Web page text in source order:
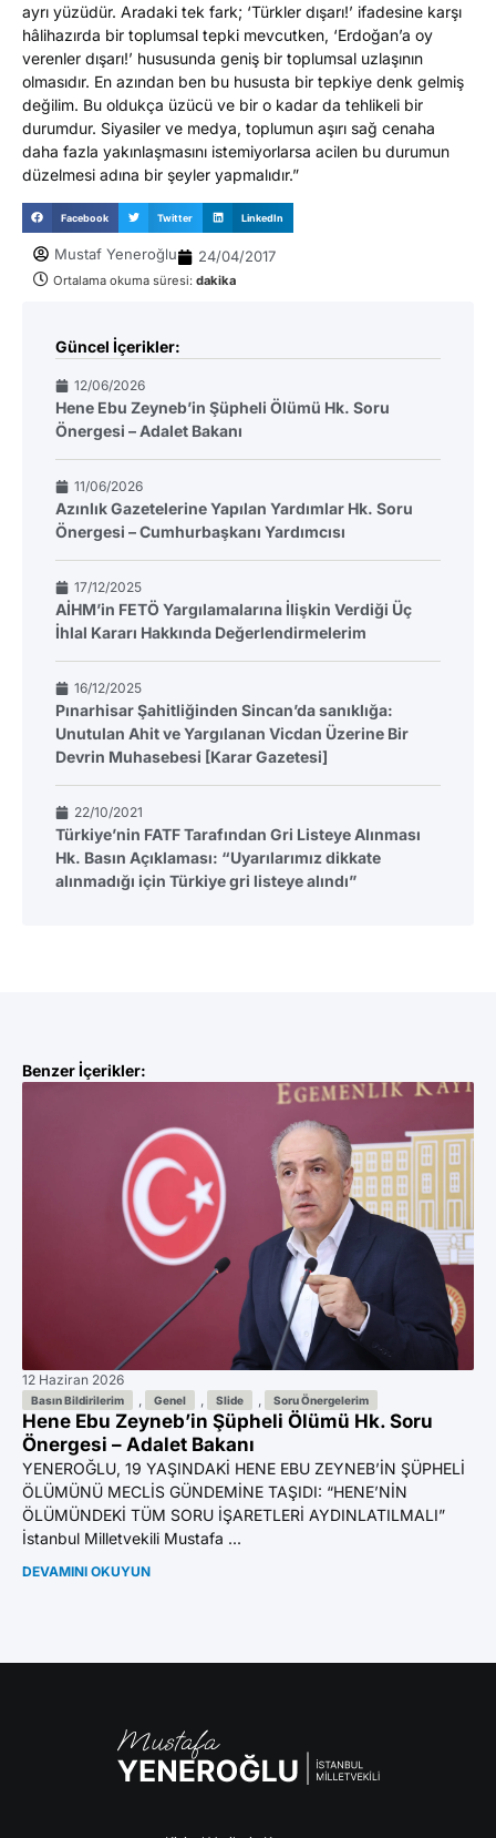
ayrı yüzüdür. Aradaki tek fark; ‘Türkler dışarı!’ ifadesine karşı
hâlihazırda bir toplumsal tepki mevcutken, ‘Erdoğan’a oy
verenler dışarı!’ hususunda geniş bir toplumsal uzlaşının
olmasıdır. En azından ben bu hususta bir tepkiye denk gelmiş
değilim. Bu oldukça üzücü ve bir o kadar da tehlikeli bir
durumdur. Siyasiler ve medya, toplumun aşırı sağ cenaha
daha fazla yakınlaşmasını istemiyorlarsa acilen bu durumun
düzelmesi adına bir şeyler yapmalıdır.”
Facebook Twitter LinkedIn
Mustaf Yeneroğlu 24/04/2017
Ortalama okuma süresi: dakika
Güncel İçerikler:
12/06/2026
Hene Ebu Zeyneb’in Şüpheli Ölümü Hk. Soru
Önergesi – Adalet Bakanı
11/06/2026
Azınlık Gazetelerine Yapılan Yardımlar Hk. Soru
Önergesi – Cumhurbaşkanı Yardımcısı
17/12/2025
AİHM’in FETÖ Yargılamalarına İlişkin Verdiği Üç
İhlal Kararı Hakkında Değerlendirmelerim
16/12/2025
Pınarhisar Şahitliğinden Sincan’da sanıklığa:
Unutulan Ahit ve Yargılanan Vicdan Üzerine Bir
Devrin Muhasebesi [Karar Gazetesi]
22/10/2021
Türkiye’nin FATF Tarafından Gri Listeye Alınması
Hk. Basın Açıklaması: “Uyarılarımız dikkate
alınmadığı için Türkiye gri listeye alındı”
Benzer İçerikler:
12 Haziran 2026
Basın Bildirilerim , Genel , Slide , Soru Önergelerim
Hene Ebu Zeyneb’in Şüpheli Ölümü Hk. Soru
Önergesi – Adalet Bakanı
YENEROĞLU, 19 YAŞINDAKİ HENE EBU ZEYNEB’İN ŞÜPHELİ
ÖLÜMÜNÜ MECLİS GÜNDEMİNE TAŞIDI: “HENE’NİN
ÖLÜMÜNDEKİ TÜM SORU İŞARETLERİ AYDINLATILMALI”
İstanbul Milletvekili Mustafa ...
DEVAMINI OKUYUN